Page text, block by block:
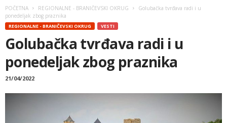
POČETNA REGIONALNE - BRANIČEVSKI OKRUG
Golubačka tvrđava radi i u
ponedeljak zbog praznika
REGIONALNE - BRANIČEVSKI OKRUG VESTI
Golubačka tvrđava radi i u
ponedeljak zbog praznika
21/04/2022